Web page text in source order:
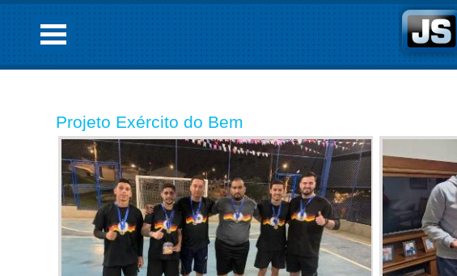
Projeto Exército do Bem